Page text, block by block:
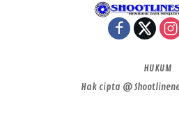
HUKUM
Hak cipta @